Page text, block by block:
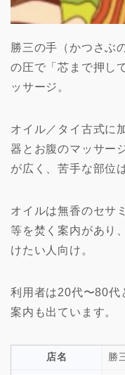
勝三の手（かつさぶ
の圧で「芯まで押し
ッサージ。
オイル／タイ古式に
器とお腹のマッサー
が広く、苦手な部位
オイルは無香のセサ
等を焚く案内があり
けたい人向け。
利用者は20代〜80代
案内も出ています。
店名 勝